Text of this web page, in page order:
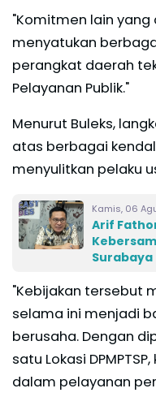
"Komitmen lain
menyatukan
perangkat daerah
Pelayanan Publik."
Menurut Buleks,
atas berbagai
menyulitkan pelaku
Kamis, 06
Arif
Surabaya
"Kebijakan tersebut
selama ini menjadi
berusaha. Dengan
satu Lokasi
dalam pelayanan